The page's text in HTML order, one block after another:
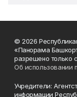
© 2026
«Панорама
разрешено только
Об использовании
Учредители:
информации